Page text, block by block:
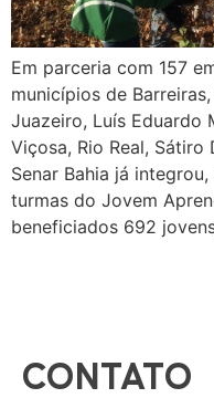
Em parceria com 157
municípios de
Juazeiro, Luís Eduardo
Viçosa, Rio Real, Sátiro
Senar Bahia já
turmas do Jovem
beneficiados 692
CONTATO